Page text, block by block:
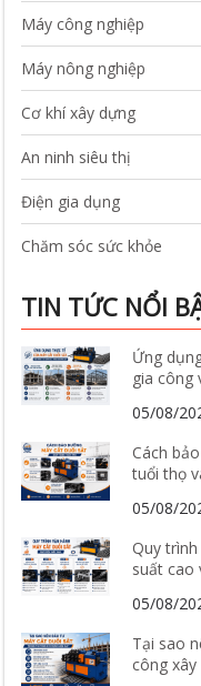
Máy công nghiệp
Máy nông nghiệp
Cơ khí xây dựng
An ninh siêu thị
Điện gia dụng
Chăm sóc sức khỏe
TIN TỨC NỔI
Ứng
gia công
05/08/
Cách
tuổi thọ
05/08/
Quy
suất cao
05/08/
Tại sao
công